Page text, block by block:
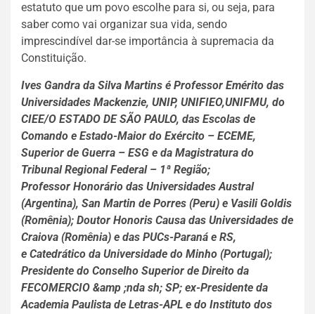
estatuto que um povo escolhe para si, ou seja, para
saber como vai organizar sua vida, sendo
imprescindível dar-se importância à supremacia da
Constituição.
Ives Gandra da Silva Martins é Professor Emérito das
Universidades Mackenzie, UNIP, UNIFIEO,UNIFMU, do
CIEE/O ESTADO DE SÃO PAULO, das Escolas de
Comando e Estado-Maior do Exército – ECEME,
Superior de Guerra – ESG e da Magistratura do
Tribunal Regional Federal – 1ª Região;
Professor Honorário das Universidades Austral
(Argentina), San Martin de Porres (Peru) e Vasili Goldis
(Romênia); Doutor Honoris Causa das Universidades de
Craiova (Romênia) e das PUCs-Paraná e RS,
e Catedrático da Universidade do Minho (Portugal);
Presidente do Conselho Superior de Direito da
FECOMERCIO &amp ;nda sh; SP; ex-Presidente da
Academia Paulista de Letras-APL e do Instituto dos